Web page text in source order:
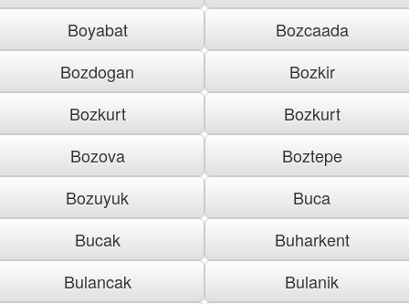
Boyabat
Bozcaada
Bozdogan
Bozkir
Bozkurt
Bozkurt
Bozova
Boztepe
Bozuyuk
Buca
Bucak
Buharkent
Bulancak
Bulanik